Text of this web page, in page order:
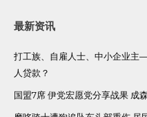
最新资讯
打工族、自雇人士、中小企业
人贷款？
国盟7席 伊党宏愿党分享战果 成